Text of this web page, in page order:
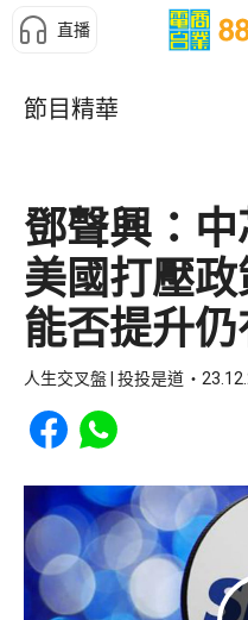
直播
節目精華
鄧聲興：
美國打壓
能否提升仍
人生交叉盤 | 投投是道
Share to Facebook
Share to WhatsApp